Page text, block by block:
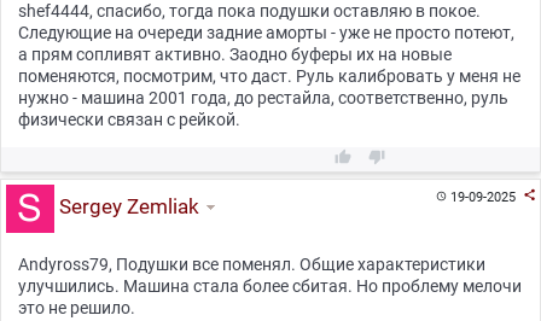
shef4444, спасибо, тогда пока подушки оставляю в покое.
Следующие на очереди задние аморты - уже не просто потеют,
а прям сопливят активно. Заодно буферы их на новые
поменяются, посмотрим, что даст. Руль калибровать у меня не
нужно - машина 2001 года, до рестайла, соответственно, руль
физически связан с рейкой.
 
19-09-2025 
Sergey Zemliak
Andyross79, Подушки все поменял. Общие характеристики
улучшились. Машина стала более сбитая. Но проблему мелочи
это не решило.